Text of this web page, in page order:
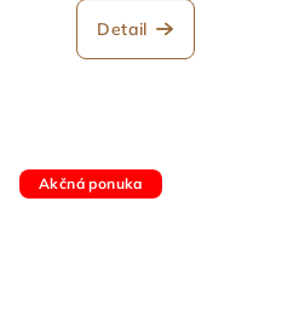
Detail
Akčná ponuka